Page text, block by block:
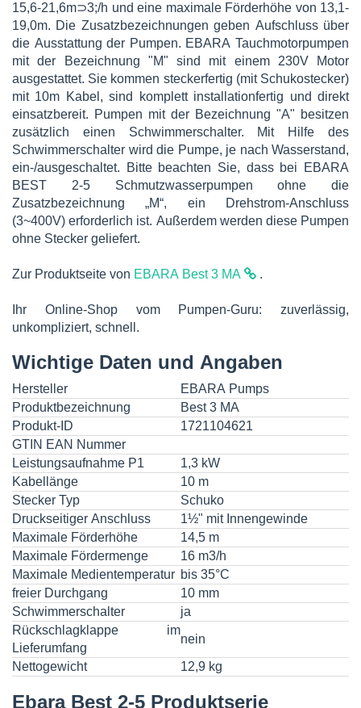
15,6-21,6m⊃3;/h und eine maximale Förderhöhe von 13,1-
19,0m. Die Zusatzbezeichnungen geben Aufschluss über
die Ausstattung der Pumpen. EBARA Tauchmotorpumpen
mit der Bezeichnung "M" sind mit einem 230V Motor
ausgestattet. Sie kommen steckerfertig (mit Schukostecker)
mit 10m Kabel, sind komplett installationfertig und direkt
einsatzbereit. Pumpen mit der Bezeichnung "A" besitzen
zusätzlich einen Schwimmerschalter. Mit Hilfe des
Schwimmerschalter wird die Pumpe, je nach Wasserstand,
ein-/ausgeschaltet. Bitte beachten Sie, dass bei EBARA
BEST 2-5 Schmutzwasserpumpen ohne die
Zusatzbezeichnung „M“, ein Drehstrom-Anschluss
(3~400V) erforderlich ist. Außerdem werden diese Pumpen
ohne Stecker geliefert.
Zur Produktseite von EBARA Best 3 MA .
Ihr Online-Shop vom Pumpen-Guru: zuverlässig,
unkompliziert, schnell.
Wichtige Daten und Angaben
Hersteller
EBARA Pumps
Produktbezeichnung
Best 3 MA
Produkt-ID
1721104621
GTIN EAN Nummer
Leistungsaufnahme P1
1,3 kW
Kabellänge
10 m
Stecker Typ
Schuko
Druckseitiger Anschluss
1½" mit Innengewinde
Maximale Förderhöhe
14,5 m
Maximale Fördermenge
16 m3/h
Maximale Medientemperatur bis 35°C
freier Durchgang
10 mm
Schwimmerschalter
ja
Rückschlagklappe im
Lieferumfang
nein
Nettogewicht
12,9 kg
Ebara Best 2-5 Produktserie